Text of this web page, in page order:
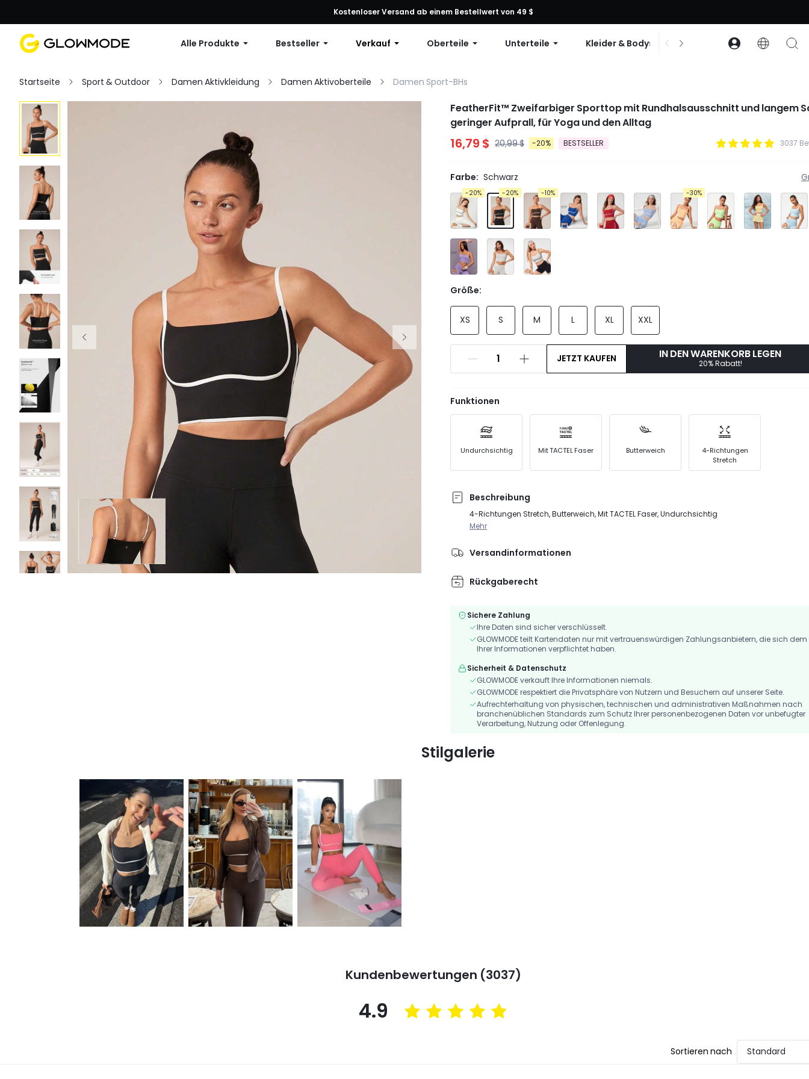
Erste Bestellung: 10 % Rabatt auf jede Bestellung, 12 % Rabatt ab 79 $ oder 15 % Rabatt ab 99 $ | Code: GLOWNEW
Kostenloser Versand ab einem Bestellwert von 49 $
Alle Produkte Bestseller Verkauf Oberteile Unterteile Kleider & Bodys
Startseite Sport & Outdoor Damen Aktivkleidung Damen Aktivoberteile Damen Sport-BHs
FeatherFit™ Zweifarbiger Sporttop mit Rundhalsausschnitt und langem
geringer Aufprall, für Yoga und den Alltag
16,79 $ 20,99 $ -20% BESTSELLER 3037
Farbe: Schwarz
-20% -20% -10% -30%
Größe:
XS S M L XL XXL
JETZT KAUFEN IN DEN WARENKORB LEGEN
20% Rabatt!
Funktionen
Undurchsichtig Mit TACTEL Faser Butterweich
4-Richtungen
Stretch
Beschreibung
4-Richtungen Stretch, Butterweich, Mit TACTEL Faser, Undurchsichtig
Mehr
Versandinformationen
Rückgaberecht
Sichere Zahlung
Ihre Daten sind sicher verschlüsselt.
GLOWMODE teilt Kartendaten nur mit vertrauenswürdigen Zahlungsanbietern, die sich
Ihrer Informationen verpflichtet haben.
Sicherheit & Datenschutz
GLOWMODE verkauft Ihre Informationen niemals.
GLOWMODE respektiert die Privatsphäre von Nutzern und Besuchern auf unserer Seite.
Aufrechterhaltung von physischen, technischen und administrativen Maßnahmen nach
branchenüblichen Standards zum Schutz Ihrer personenbezogenen Daten vor unbefugter
Verarbeitung, Nutzung oder Offenlegung.
Stilgalerie
Kundenbewertungen (3037)
4.9
Sortieren nach Standard